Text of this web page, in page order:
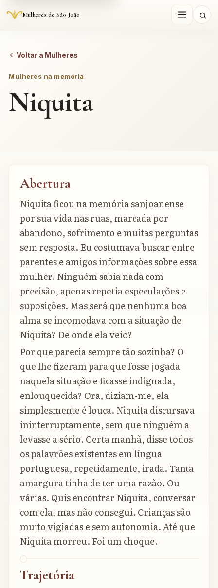
Mulheres de São João
Voltar a Mulheres
Mulheres na memória
Niquita
Abertura
Niquita ficou na memória sanjoanense
por sua vida nas ruas, marcada por
abandono, sofrimento e muitas perguntas
sem resposta. Eu costumava buscar entre
parentes e amigos informações sobre essa
mulher. Ninguém sabia nada com
precisão, apenas repetia especulações e
suposições. Mas será que nenhuma boa
alma se incomodava com a situação de
Niquita? De onde ela veio?
Por que parecia sempre tão sozinha? O
que lhe fizeram para que fosse jogada
naquela situação e ficasse indignada,
enlouquecida? Ora, diziam-me, ela
simplesmente é louca. Niquita discursava
ininterruptamente, sem que ninguém a
levasse a sério. Certa manhã, disse todos
os palavrões existentes em língua
portuguesa, repetidamente, irada. Tanta
amargura tinha de ter uma razão. Ou
várias. Quis encontrar Niquita, conversar
com ela, mas não consegui. Crianças são
muito vigiadas e sem autonomia. Até que
Niquita morreu. Foi um choque.
Trajetória